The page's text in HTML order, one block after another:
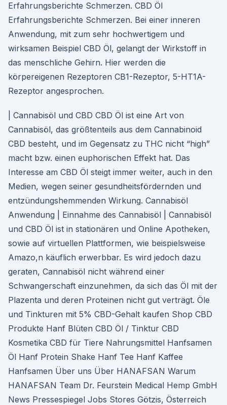
Erfahrungsberichte Schmerzen. CBD Öl
Erfahrungsberichte Schmerzen. Bei einer inneren
Anwendung, mit zum sehr hochwertigem und
wirksamen Beispiel CBD Öl, gelangt der Wirkstoff in
das menschliche Gehirn. Hier werden die
körpereigenen Rezeptoren CB1-Rezeptor, 5-HT1A-
Rezeptor angesprochen.
| Cannabisöl und CBD CBD Öl ist eine Art von
Cannabisöl, das größtenteils aus dem Cannabinoid
CBD besteht, und im Gegensatz zu THC nicht “high”
macht bzw. einen euphorischen Effekt hat. Das
Interesse am CBD Öl steigt immer weiter, auch in den
Medien, wegen seiner gesundheitsfördernden und
entzündungshemmenden Wirkung. Cannabisöl
Anwendung | Einnahme des Cannabisöl | Cannabisöl
und CBD Öl ist in stationären und Online Apotheken,
sowie auf virtuellen Plattformen, wie beispielsweise
Amazo,n käuflich erwerbbar. Es wird jedoch dazu
geraten, Cannabisöl nicht während einer
Schwangerschaft einzunehmen, da sich das Öl mit der
Plazenta und deren Proteinen nicht gut verträgt. Öle
und Tinkturen mit 5% CBD-Gehalt kaufen Shop CBD
Produkte Hanf Blüten CBD Öl / Tinktur CBD
Kosmetika CBD für Tiere Nahrungsmittel Hanfsamen
Öl Hanf Protein Shake Hanf Tee Hanf Kaffee
Hanfsamen Über uns Über HANAFSAN Warum
HANAFSAN Team Dr. Feurstein Medical Hemp GmbH
News Pressespiegel Jobs Stores Götzis, Österreich